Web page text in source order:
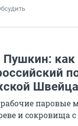
Пушкин:
рабочие
и сокровища